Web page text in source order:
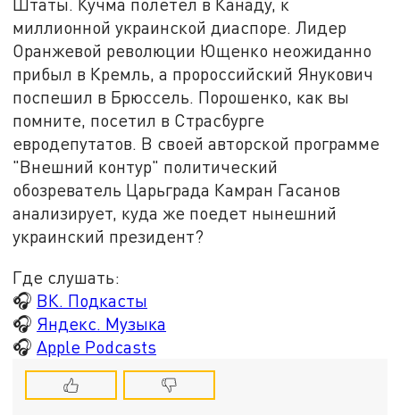
миллионной украинской диаспоре. Лидер
Оранжевой революции Ющенко неожиданно
прибыл в Кремль, а пророссийский Янукович
поспешил в Брюссель. Порошенко, как вы
помните, посетил в Страсбурге
евродепутатов. В своей авторской программе
"Внешний контур" политический
обозреватель Царьграда Камран Гасанов
анализирует, куда же поедет нынешний
украинский президент?
Где слушать:
🎧 ВК. Подкасты
🎧 Яндекс. Музыка
🎧 Apple Podcasts